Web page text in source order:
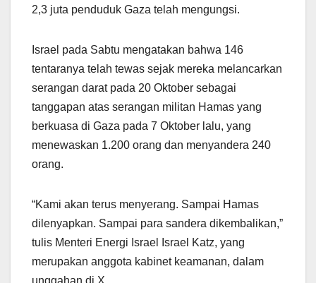
2,3 juta penduduk Gaza telah mengungsi.
Israel pada Sabtu mengatakan bahwa 146
tentaranya telah tewas sejak mereka melancarkan
serangan darat pada 20 Oktober sebagai
tanggapan atas serangan militan Hamas yang
berkuasa di Gaza pada 7 Oktober lalu, yang
menewaskan 1.200 orang dan menyandera 240
orang.
“Kami akan terus menyerang. Sampai Hamas
dilenyapkan. Sampai para sandera dikembalikan,”
tulis Menteri Energi Israel Israel Katz, yang
merupakan anggota kabinet keamanan, dalam